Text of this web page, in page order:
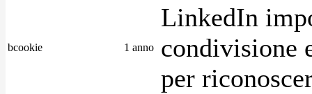
bcookie 1 anno
LinkedIn
condivisione
per